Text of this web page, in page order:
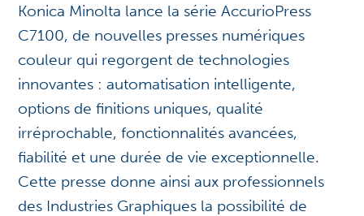
Konica Minolta lance la série AccurioPress
C7100, de nouvelles presses numériques
couleur qui regorgent de technologies
innovantes : automatisation intelligente,
options de finitions uniques, qualité
irréprochable, fonctionnalités avancées,
fiabilité et une durée de vie exceptionnelle.
Cette presse donne ainsi aux professionnels
des Industries Graphiques la possibilité de